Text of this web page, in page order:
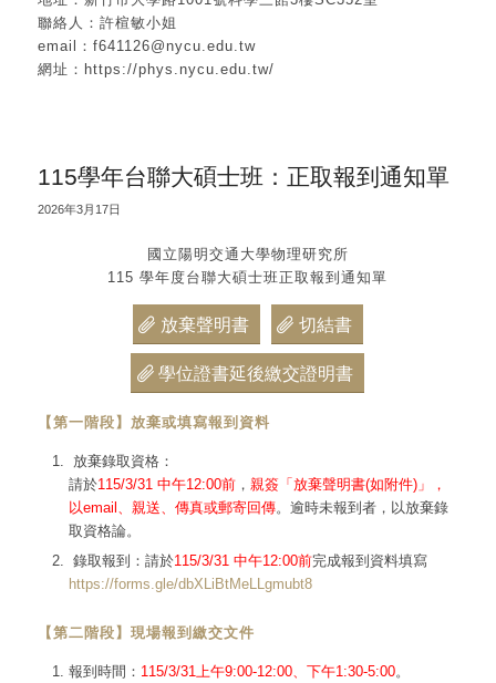
聯絡人：許楦敏小姐
email：f641126@nycu.edu.tw
網址：https://phys.nycu.edu.tw/
115學年台聯大碩士班：正取報到通知單
2026年3月17日
國立陽明交通大學物理研究所
115 學年度台聯大碩士班正取報到通知單
放棄聲明書 切結書
學位證書延後繳交證明書
【第一階段】放棄或填寫報到資料
放棄錄取資格：
請於115/3/31 中午12:00前， 親簽「放棄聲明書(如附件)」，
以email、親送、傳真或郵寄回傳。逾時未報到者，以放棄錄
取資格論。
錄取報到：請於115/3/31 中午12:00前完成報到資料填寫
https://forms.gle/dbXLiBtMeLLgmubt8
【第二階段】現場報到繳交文件
報到時間： 115/3/31上午9:00-12:00、下午1:30-5:00。